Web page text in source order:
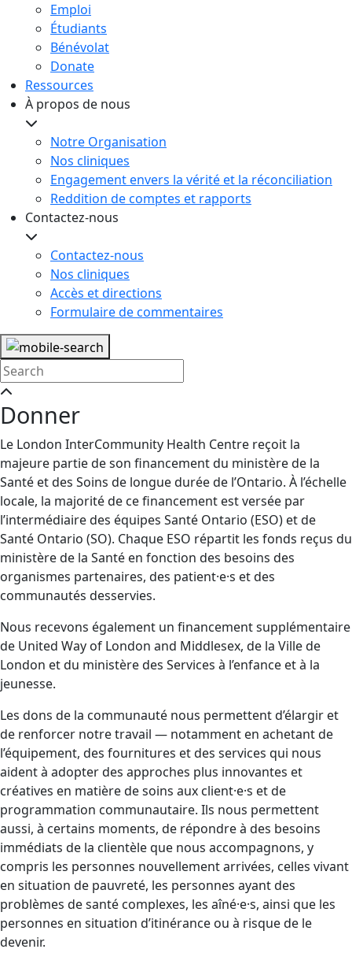
Emploi
Étudiants
Bénévolat
Donate
Ressources
À propos de nous
Notre Organisation
Nos cliniques
Engagement envers la vérité et la réconciliation
Reddition de comptes et rapports
Contactez-nous
Contactez-nous
Nos cliniques
Accès et directions
Formulaire de commentaires
Donner
Le London InterCommunity Health Centre reçoit la
majeure partie de son financement du ministère de la
Santé et des Soins de longue durée de l’Ontario. À l’échelle
locale, la majorité de ce financement est versée par
l’intermédiaire des équipes Santé Ontario (ESO) et de
Santé Ontario (SO). Chaque ESO répartit les fonds reçus du
ministère de la Santé en fonction des besoins des
organismes partenaires, des patient·e·s et des
communautés desservies.
Nous recevons également un financement supplémentaire
de United Way of London and Middlesex, de la Ville de
London et du ministère des Services à l’enfance et à la
jeunesse.
Les dons de la communauté nous permettent d’élargir et
de renforcer notre travail — notamment en achetant de
l’équipement, des fournitures et des services qui nous
aident à adopter des approches plus innovantes et
créatives en matière de soins aux client·e·s et de
programmation communautaire. Ils nous permettent
aussi, à certains moments, de répondre à des besoins
immédiats de la clientèle que nous accompagnons, y
compris les personnes nouvellement arrivées, celles vivant
en situation de pauvreté, les personnes ayant des
problèmes de santé complexes, les aîné·e·s, ainsi que les
personnes en situation d’itinérance ou à risque de le
devenir.